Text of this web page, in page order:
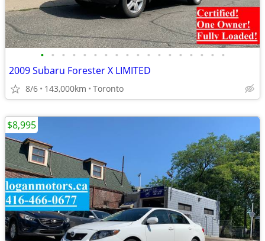
• • • • • • • • • • • • • • • • • •
2009 Subaru Forester X LIMITED
8/6 143,000km Toronto
$8,995